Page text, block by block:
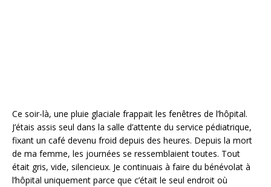
Ce soir-là, une pluie glaciale frappait les fenêtres de l’hôpital.
J’étais assis seul dans la salle d’attente du service pédiatrique,
fixant un café devenu froid depuis des heures. Depuis la mort
de ma femme, les journées se ressemblaient toutes. Tout
était gris, vide, silencieux. Je continuais à faire du bénévolat à
l’hôpital uniquement parce que c’était le seul endroit où